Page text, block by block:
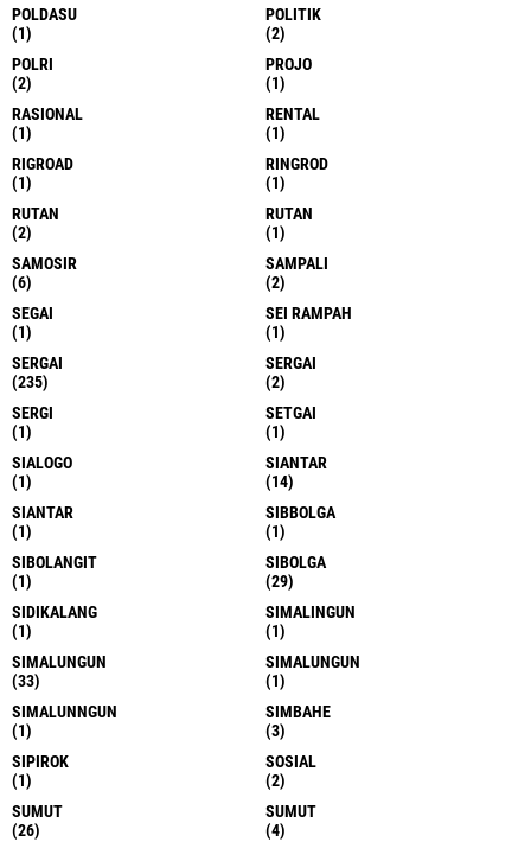
POLDASU
(1)
POLITIK
(2)
POLRI
(2)
PROJO
(1)
RASIONAL
(1)
RENTAL
(1)
RIGROAD
(1)
RINGROD
(1)
RUTAN
(2)
RUTAN
(1)
SAMOSIR
(6)
SAMPALI
(2)
SEGAI
(1)
SEI RAMPAH
(1)
SERGAI
(235)
SERGAI
(2)
SERGI
(1)
SETGAI
(1)
SIALOGO
(1)
SIANTAR
(14)
SIANTAR
(1)
SIBBOLGA
(1)
SIBOLANGIT
(1)
SIBOLGA
(29)
SIDIKALANG
(1)
SIMALINGUN
(1)
SIMALUNGUN
(33)
SIMALUNGUN
(1)
SIMALUNNGUN
(1)
SIMBAHE
(3)
SIPIROK
(1)
SOSIAL
(2)
SUMUT
(26)
SUMUT
(4)